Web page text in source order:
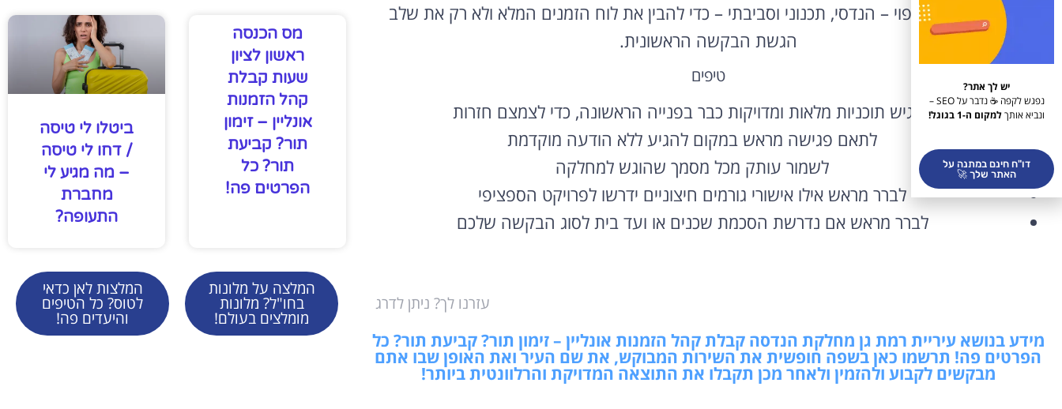
סדר הבדיקות הצפוי – הנדסי, תכנוני וסביבתי – כדי להבין את לוח הזמנים המלא ולא רק את שלב
הגשת הבקשה הראשונית.
טיפים
להגיש תוכניות מלאות ומדויקות כבר בפנייה הראשונה, כדי לצמצם חזרות
לתאם פגישה מראש במקום להגיע ללא הודעה מוקדמת
לשמור עותק מכל מסמך שהוגש למחלקה
לברר מראש אילו אישורי גורמים חיצוניים ידרשו לפרויקט הספציפי
לברר מראש אם נדרשת הסכמת שכנים או ועד בית לסוג הבקשה שלכם
עזרנו לך? ניתן לדרג
מידע בנושא עיריית רמת גן מחלקת הנדסה קבלת קהל הזמנות אונליין – זימון תור? קביעת תור? כל
הפרטים פה! תרשמו כאן בשפה חופשית את השירות המבוקש, את שם העיר ואת האופן שבו אתם
מבקשים לקבוע ולהזמין ולאחר מכן תקבלו את התוצאה המדויקת והרלוונטית ביותר!
מס הכנסה
ראשון לציון
שעות קבלת
קהל הזמנות
אונליין – זימון
תור? קביעת
תור? כל
הפרטים פה!
ביטלו לי טיסה
/ דחו לי טיסה
– מה מגיע לי
מחברת
התעופה?
המלצה על מלונות
בחו"ל? מלונות
מומלצים בעולם!
המלצות לאן כדאי
לטוס? כל הטיפים
והיעדים פה!
יש לך אתר?
נפגש לקפה ☕ נדבר על SEO –
ונביא אותךלמקום ה-1 בגוגל!
דו"ח חינם במתנה על
האתר שלך 🚀